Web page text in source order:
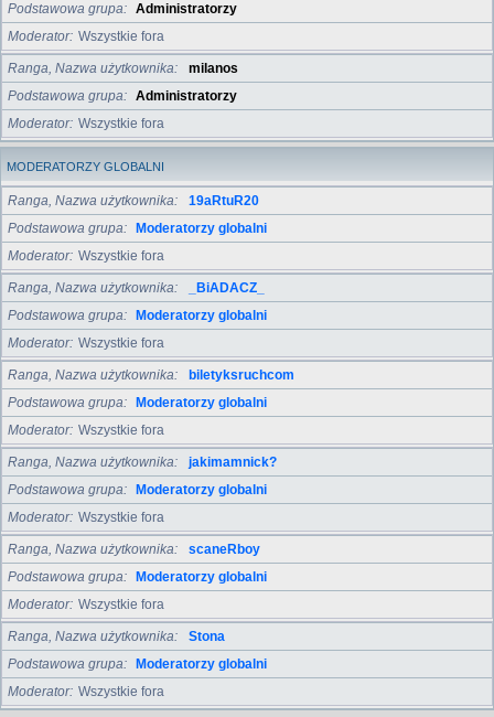
Podstawowa grupa
Administratorzy
Moderator Wszystkie fora
Ranga, Nazwa użytkownika
milanos
Podstawowa grupa
Administratorzy
Moderator Wszystkie fora
MODERATORZY GLOBALNI
Ranga, Nazwa użytkownika
19aRtuR20
Podstawowa grupa
Moderatorzy globalni
Moderator Wszystkie fora
Ranga, Nazwa użytkownika
_BiADACZ_
Podstawowa grupa
Moderatorzy globalni
Moderator Wszystkie fora
Ranga, Nazwa użytkownika
biletyksruchcom
Podstawowa grupa
Moderatorzy globalni
Moderator Wszystkie fora
Ranga, Nazwa użytkownika
jakimamnick?
Podstawowa grupa
Moderatorzy globalni
Moderator Wszystkie fora
Ranga, Nazwa użytkownika
scaneRboy
Podstawowa grupa
Moderatorzy globalni
Moderator Wszystkie fora
Ranga, Nazwa użytkownika
Stona
Podstawowa grupa
Moderatorzy globalni
Moderator Wszystkie fora